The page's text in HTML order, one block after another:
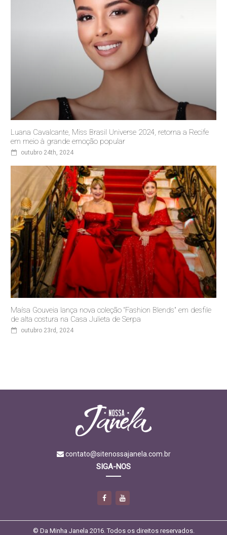
Luana Cavalcante, Miss Brasil Universe 2024, retorna a Recife
em meio à grande emoção popular
outubro 24th, 2024
Maísa Gouveia lança nova coleção “Fashion Blends" em desfile
de alta costura na Casa Julieta de Serpa
outubro 23rd, 2024
contato@sitenossajanela.com.br
SIGA-NOS
© Da Minha Janela 2016. Todos os direitos reservados.